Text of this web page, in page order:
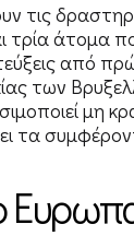
τις
τρία άτομα
από
των
μη
τα